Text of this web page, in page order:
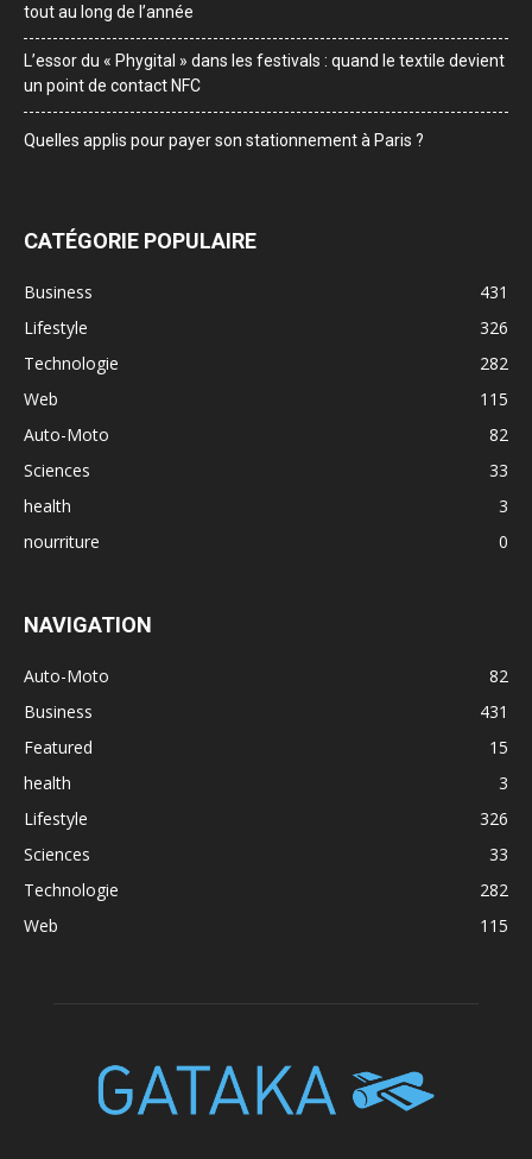
tout au long de l’année
L’essor du « Phygital » dans les festivals : quand le textile devient
un point de contact NFC
Quelles applis pour payer son stationnement à Paris ?
CATÉGORIE POPULAIRE
Business
431
Lifestyle
326
Technologie
282
Web
115
Auto-Moto
82
Sciences
33
health
3
nourriture
0
NAVIGATION
Auto-Moto
82
Business
431
Featured
15
health
3
Lifestyle
326
Sciences
33
Technologie
282
Web
115